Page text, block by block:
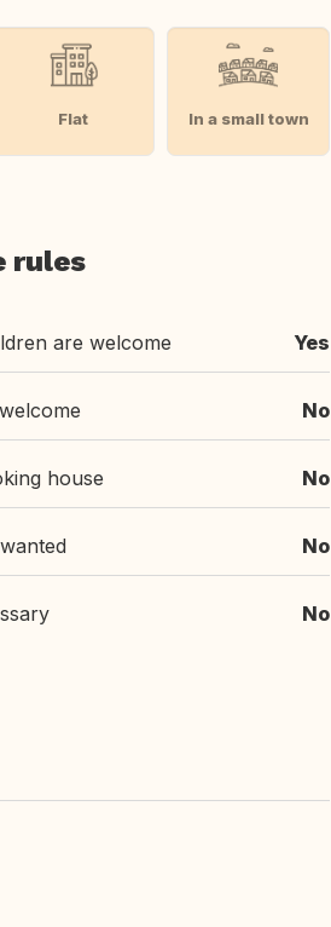
Flat In a small town
rules
are welcome Yes
No
house No
No
No